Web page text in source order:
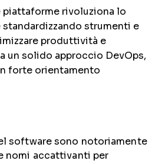
piattaforme rivoluziona lo
strumenti e
produttività e
un solido approccio DevOps,
forte orientamento
software sono notoriamente
nomi accattivanti per